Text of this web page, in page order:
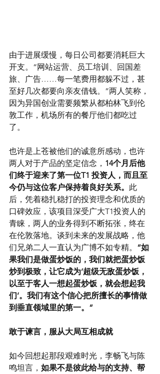
由于进展缓慢，每日公司都要消耗巨大
开支。“网站运营、员工培训、回国差
旅、广告……每一笔费用都躲不过，甚
至好几次都要向亲友借钱。”两人笑称，
因为异国创业需要频繁从都柏林飞到伦
敦工作，机场所有的餐厅他们都吃过
了。
也许是上苍被他们的诚意所感动，也许
两人对于产品的坚定信念， 14个月后他
们终于迎来了第一位T1 投资人，而且至
今仍与这位客户保持着良好关系。 此
后，凭着稳扎稳打的投资理念和优质的
口碑效应，该项目深受广大T1投资人的
青睐，两人的业务得到不断拓张，终在
在伦敦落地。谈到未来的发展战略，他
们兄弟二人一直认为广博不如专精。 “如
果我们是做蛋炒饭的，我们就把蛋炒饭
炒到极致，让它成为‘超级无敌蛋炒饭，
以至于客人一想起蛋炒饭，就会想起我
们’。我们有这个信心把所擅长的事情做
到垂直领域里的第一。”
敢于谏言，服从大局互相成就
如今回想起那段艰难时光，李畅飞与陈
鸣坦言， 如果不是彼此给与的支持、帮